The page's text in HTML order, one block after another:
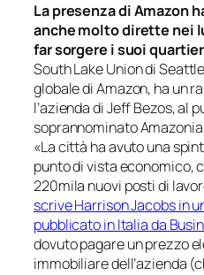
La presenza di Amazon
anche molto dirette nei
far sorgere i suoi
South Lake Union di
globale di Amazon, ha un
l’azienda di Jeff Bezos, al
soprannominato
«La città ha avuto una
punto di vista economico,
220mila nuovi posti di
scrive Harrison Jacobs in
pubblicato in Italia da
dovuto pagare un prezzo
immobiliare dell’azienda